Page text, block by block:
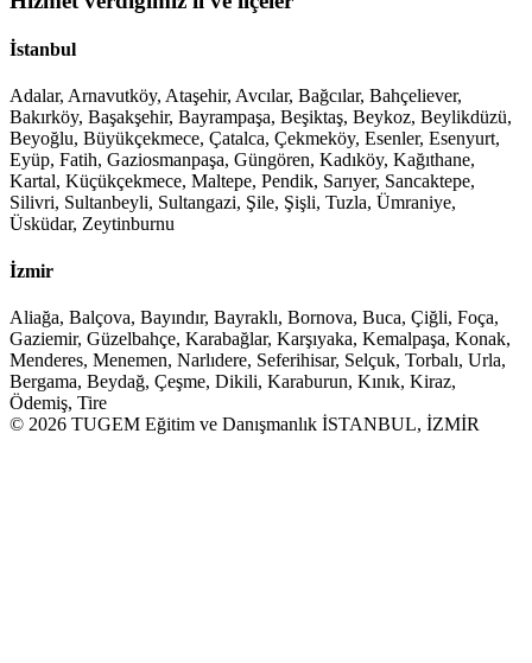
İstanbul
Adalar, Arnavutköy, Ataşehir, Avcılar, Bağcılar, Bahçeliever,
Bakırköy, Başakşehir, Bayrampaşa, Beşiktaş, Beykoz, Beylikdüzü,
Beyoğlu, Büyükçekmece, Çatalca, Çekmeköy, Esenler, Esenyurt,
Eyüp, Fatih, Gaziosmanpaşa, Güngören, Kadıköy, Kağıthane,
Kartal, Küçükçekmece, Maltepe, Pendik, Sarıyer, Sancaktepe,
Silivri, Sultanbeyli, Sultangazi, Şile, Şişli, Tuzla, Ümraniye,
Üsküdar, Zeytinburnu
İzmir
Aliağa, Balçova, Bayındır, Bayraklı, Bornova, Buca, Çiğli, Foça,
Gaziemir, Güzelbahçe, Karabağlar, Karşıyaka, Kemalpaşa, Konak,
Menderes, Menemen, Narlıdere, Seferihisar, Selçuk, Torbalı, Urla,
Bergama, Beydağ, Çeşme, Dikili, Karaburun, Kınık, Kiraz,
Ödemiş, Tire
© 2026 TUGEM Eğitim ve Danışmanlık İSTANBUL, İZMİR